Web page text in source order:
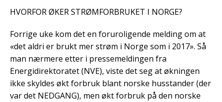
HVORFOR ØKER STRØMFORBRUKET I NORGE?
Forrige uke kom det en foruroligende melding om at
«det aldri er brukt mer strøm i Norge som i 2017». Så
man nærmere etter i pressemeldingen fra
Energidirektoratet (NVE), viste det seg at økningen
ikke skyldes økt forbruk blant norske husstander (der
var det NEDGANG), men økt forbruk på den norske